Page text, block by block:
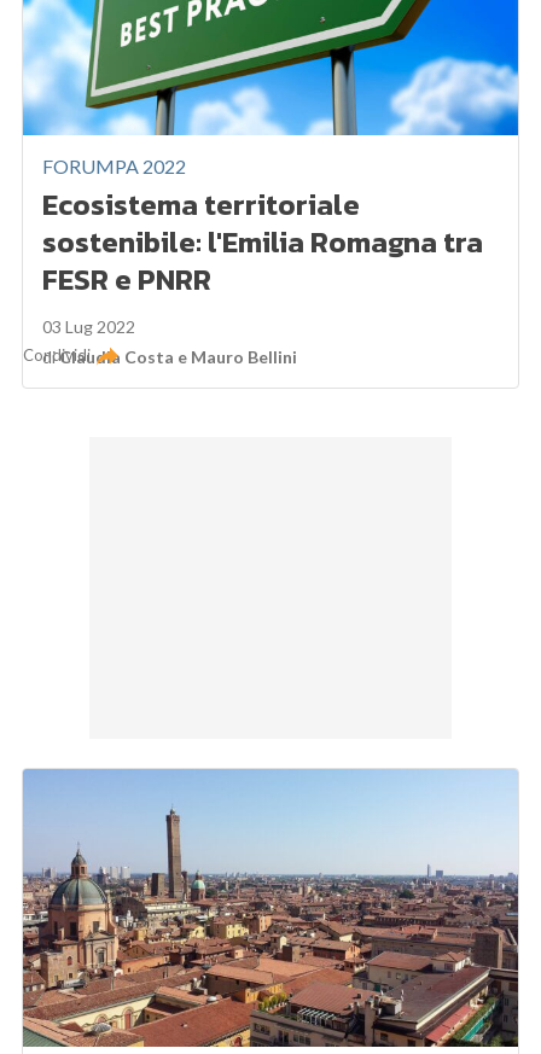
FORUMPA 2022
Ecosistema territoriale
sostenibile: l'Emilia Romagna tra
FESR e PNRR
03 Lug 2022
diClaudia Costa e Mauro Bellini
Condividi